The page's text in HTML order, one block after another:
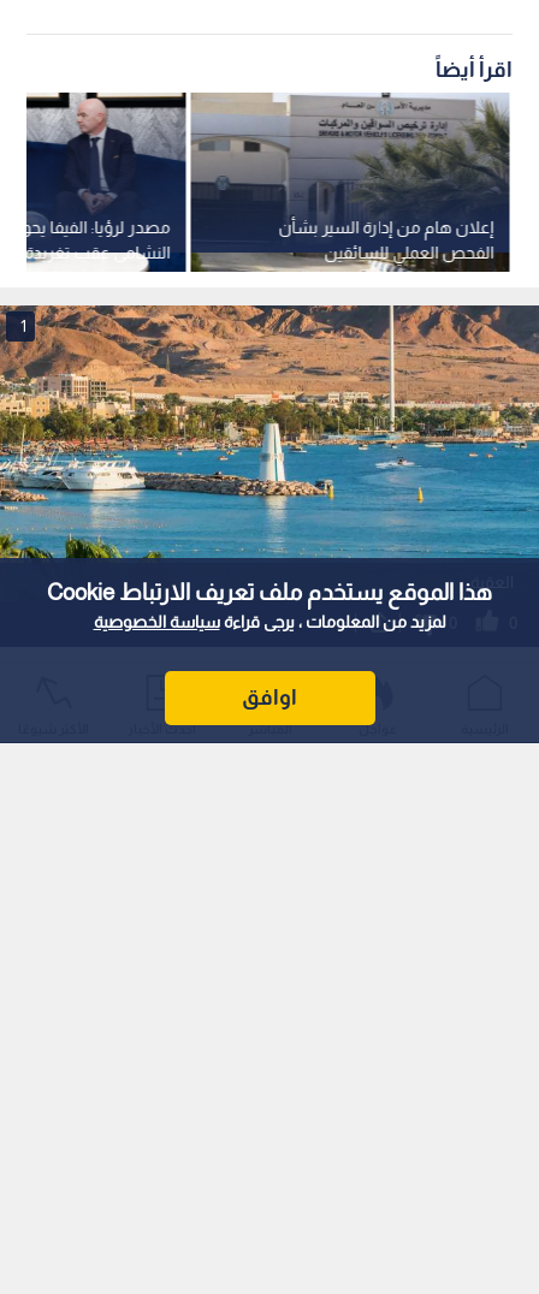
هذا الموقع يستخدم ملف تعريف الارتباط Cookie
لمزيد من المعلومات ، يرجى قراءةسياسة الخصوصية
اوافق
اقرأ أيضاً
مصدر لرؤيا: الفيفا
النشامى عقب تغريدة
إعلان هام من إدارة السير بشأن
الفحص العملي للسائقين
1
سلطة العقبة تقر حزمة إجراءات تنفيذية
لتطوير الموانئ وسلاسل التوريد تنفيذا
للتوجيهات الملكية
عواجل المباشر أحدث الأخبار